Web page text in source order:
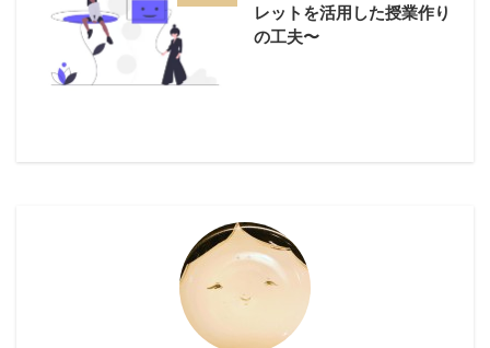
レットを活用した授業作り
の工夫〜